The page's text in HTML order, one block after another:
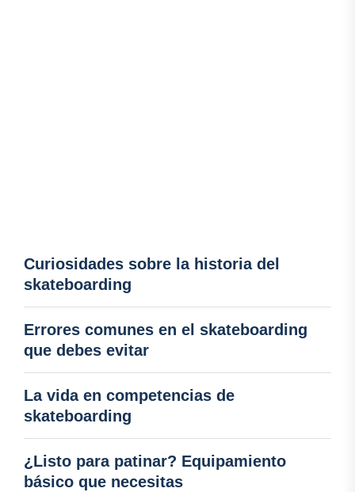
Curiosidades sobre la historia del
skateboarding
Errores comunes en el skateboarding
que debes evitar
La vida en competencias de
skateboarding
¿Listo para patinar? Equipamiento
básico que necesitas